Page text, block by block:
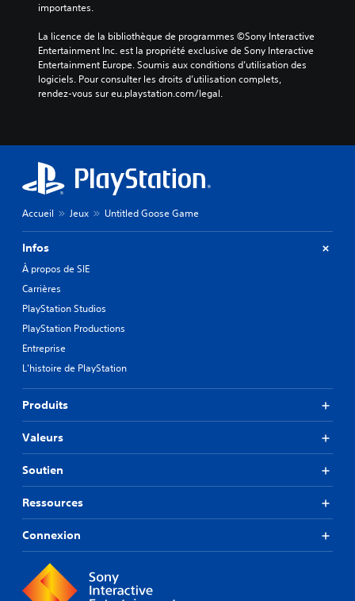
importantes.
La licence de la bibliothèque de programmes ©Sony Interactive
Entertainment Inc. est la propriété exclusive de Sony Interactive
Entertainment Europe. Soumis aux conditions d’utilisation des
logiciels. Pour consulter les droits d’utilisation complets,
rendez-vous sur eu.playstation.com/legal.
Accueil Jeux Untitled Goose Game
Infos
À propos de SIE
Carrières
PlayStation Studios
PlayStation Productions
Entreprise
L'histoire de PlayStation
Produits
Valeurs
Soutien
Ressources
Connexion